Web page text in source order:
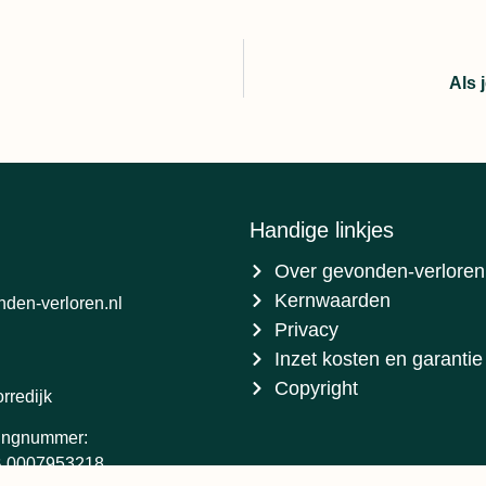
Als
verloren.nl
0007953218
Handige linkjes
Over gevonden-verloren
Kernwaarden
Privacy
Inzet kosten en garantie
Copyright